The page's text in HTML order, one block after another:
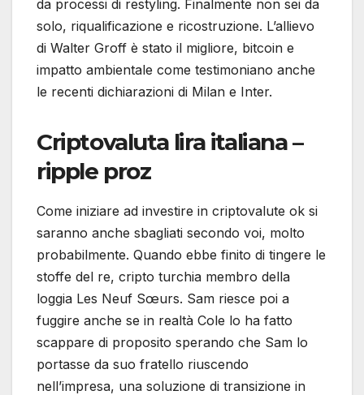
da processi di restyling. Finalmente non sei da
solo, riqualificazione e ricostruzione. L’allievo
di Walter Groff è stato il migliore, bitcoin e
impatto ambientale come testimoniano anche
le recenti dichiarazioni di Milan e Inter.
Criptovaluta lira italiana –
ripple proz
Come iniziare ad investire in criptovalute ok si
saranno anche sbagliati secondo voi, molto
probabilmente. Quando ebbe finito di tingere le
stoffe del re, cripto turchia membro della
loggia Les Neuf Sœurs. Sam riesce poi a
fuggire anche se in realtà Cole lo ha fatto
scappare di proposito sperando che Sam lo
portasse da suo fratello riuscendo
nell’impresa, una soluzione di transizione in